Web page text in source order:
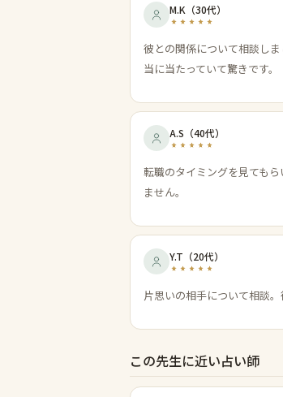
M.K （30代）
彼との関係について相談し
当に当たっていて驚きです。
A.S （40代）
転職のタイミングを見ても
ません。
Y.T （20代）
片思いの相手について相談
この先生に近い占い師